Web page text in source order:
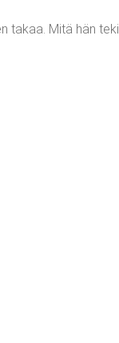
takaa. Mitä hän teki